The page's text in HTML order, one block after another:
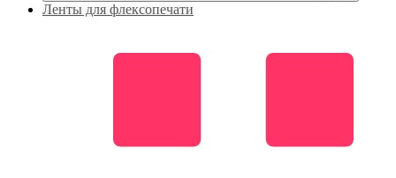
Ленты для флексопечати